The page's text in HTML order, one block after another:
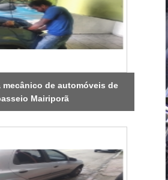
de automóveis de
Mairiporã